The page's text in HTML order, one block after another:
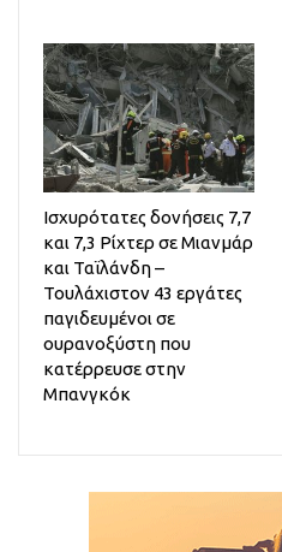
Ισχυρότατες δονήσεις 7,7
και 7,3 Ρίχτερ σε Μιανμάρ
και Ταϊλάνδη –
Τουλάχιστον 43 εργάτες
παγιδευμένοι σε
ουρανοξύστη που
κατέρρευσε στην
Μπανγκόκ